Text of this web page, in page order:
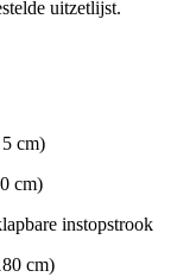
uitzetlijst.
cm)
cm)
instopstrook
cm)